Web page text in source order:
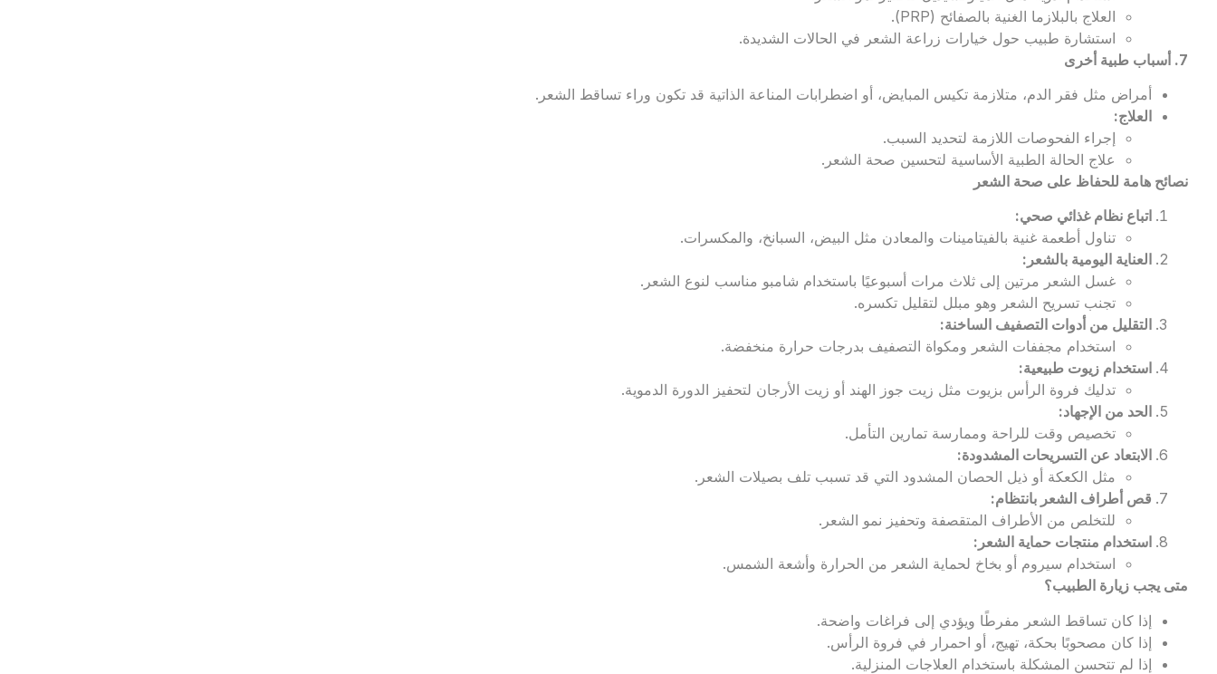
العلاج بالبلازما الغنية بالصفائح (PRP).
استشارة طبيب حول خيارات زراعة الشعر في الحالات الشديدة.
7. أسباب طبية أخرى
أمراض مثل فقر الدم، متلازمة تكيس المبايض، أو اضطرابات المناعة الذاتية قد تكون وراء تساقط الشعر.
العلاج:
إجراء الفحوصات اللازمة لتحديد السبب.
علاج الحالة الطبية الأساسية لتحسين صحة الشعر.
نصائح هامة للحفاظ على صحة الشعر
اتباع نظام غذائي صحي:
تناول أطعمة غنية بالفيتامينات والمعادن مثل البيض، السبانخ، والمكسرات.
العناية اليومية بالشعر :
غسل الشعر مرتين إلى ثلاث مرات أسبوعيًا باستخدام شامبو مناسب لنوع الشعر.
تجنب تسريح الشعر وهو مبلل لتقليل تكسره.
التقليل من أدوات التصفيف الساخنة:
استخدام مجففات الشعر ومكواة التصفيف بدرجات حرارة منخفضة.
استخدام زيوت طبيعية:
تدليك فروة الرأس بزيوت مثل زيت جوز الهند أو زيت الأرجان لتحفيز الدورة الدموية.
الحد من الإجهاد:
تخصيص وقت للراحة وممارسة تمارين التأمل.
الابتعاد عن التسريحات المشدودة:
مثل الكعكة أو ذيل الحصان المشدود التي قد تسبب تلف بصيلات الشعر.
قص أطراف الشعر بانتظام:
للتخلص من الأطراف المتقصفة وتحفيز نمو الشعر.
استخدام منتجات حماية الشعر :
استخدام سيروم أو بخاخ لحماية الشعر من الحرارة وأشعة الشمس.
متى يجب زيارة الطبيب؟
إذا كان تساقط الشعر مفرطًا ويؤدي إلى فراغات واضحة.
إذا كان مصحوبًا بحكة، تهيج، أو احمرار في فروة الرأس.
إذا لم تتحسن المشكلة باستخدام العلاجات المنزلية.